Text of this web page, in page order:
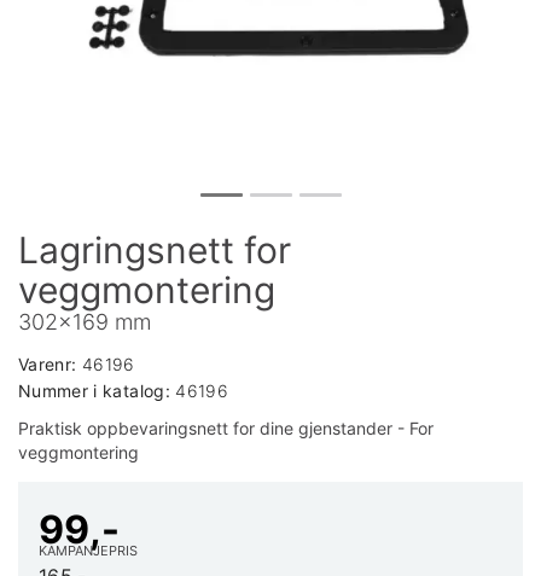
Lagringsnett for
veggmontering
302x169 mm
Varenr: 46196
Nummer i katalog: 46196
Praktisk oppbevaringsnett for dine gjenstander - For
veggmontering
99,-
KAMPANJEPRIS